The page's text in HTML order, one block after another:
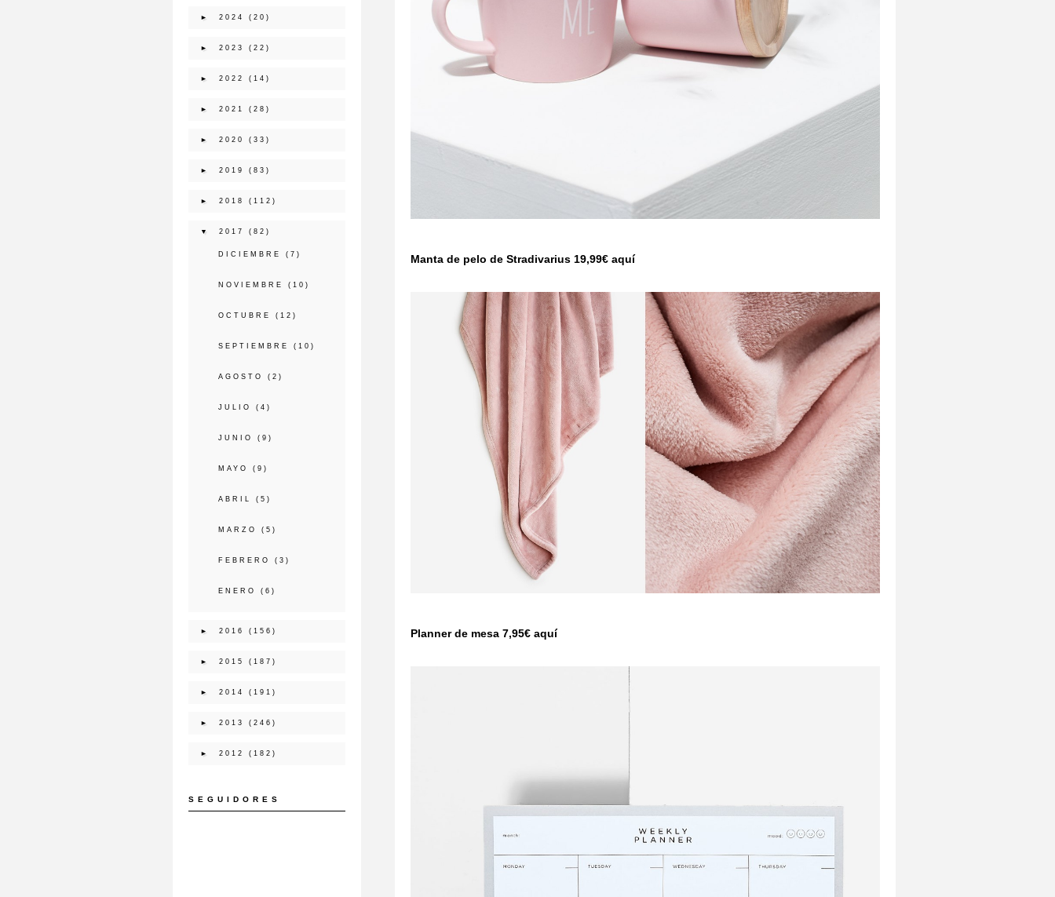
Manta de pelo de Stradivarius 19,99€ aquí
Planner de mesa 7,95€ aquí
► 2024 (20)
► 2023 (22)
► 2022 (14)
► 2021 (28)
► 2020 (33)
► 2019 (83)
► 2018 (112)
▼ 2017 (82)
DICIEMBRE (7)
NOVIEMBRE (10)
OCTUBRE (12)
SEPTIEMBRE (10)
AGOSTO (2)
JULIO (4)
JUNIO (9)
MAYO (9)
ABRIL (5)
MARZO (5)
FEBRERO (3)
ENERO (6)
► 2016 (156)
► 2015 (187)
► 2014 (191)
► 2013 (246)
► 2012 (182)
SEGUIDORES